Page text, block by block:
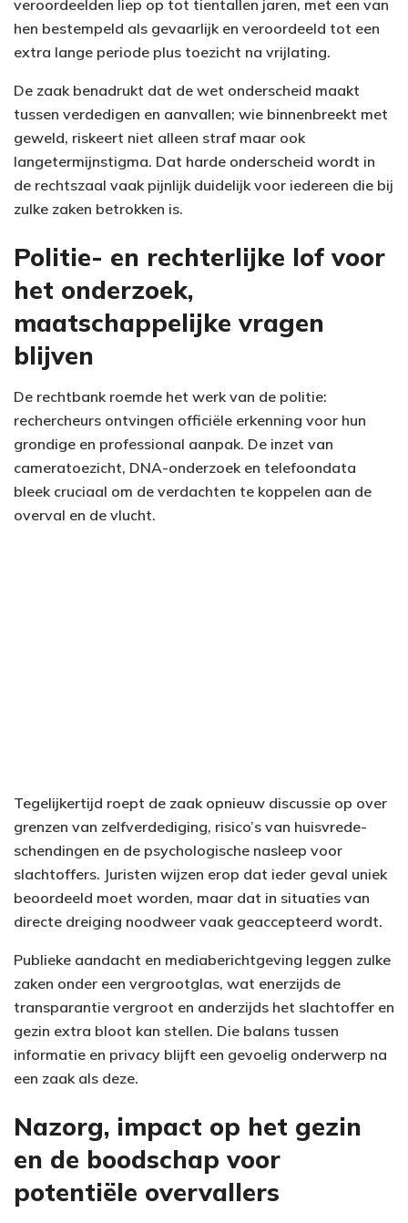
veroordeelden liep op tot tientallen jaren, met een van
hen bestempeld als gevaarlijk en veroordeeld tot een
extra lange periode plus toezicht na vrijlating.
De zaak benadrukt dat de wet onderscheid maakt
tussen verdedigen en aanvallen; wie binnenbreekt met
geweld, riskeert niet alleen straf maar ook
langetermijnstigma. Dat harde onderscheid wordt in
de rechtszaal vaak pijnlijk duidelijk voor iedereen die bij
zulke zaken betrokken is.
Politie- en rechterlijke lof voor
het onderzoek,
maatschappelijke vragen
blijven
De rechtbank roemde het werk van de politie:
rechercheurs ontvingen officiële erkenning voor hun
grondige en professional aanpak. De inzet van
cameratoezicht, DNA-onderzoek en telefoondata
bleek cruciaal om de verdachten te koppelen aan de
overval en de vlucht.
Tegelijkertijd roept de zaak opnieuw discussie op over
grenzen van zelfverdediging, risico’s van huisvrede-
schendingen en de psychologische nasleep voor
slachtoffers. Juristen wijzen erop dat ieder geval uniek
beoordeeld moet worden, maar dat in situaties van
directe dreiging noodweer vaak geaccepteerd wordt.
Publieke aandacht en mediaberichtgeving leggen zulke
zaken onder een vergrootglas, wat enerzijds de
transparantie vergroot en anderzijds het slachtoffer en
gezin extra bloot kan stellen. Die balans tussen
informatie en privacy blijft een gevoelig onderwerp na
een zaak als deze.
Nazorg, impact op het gezin
en de boodschap voor
potentiële overvallers